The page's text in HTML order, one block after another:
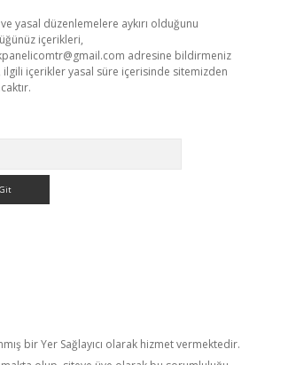
yasal düzenlemelere aykırı olduğunu
içerikleri,
adresine bildirmeniz
ilgili içerikler yasal süre içerisinde sitemizden
bir Yer Sağlayıcı olarak hizmet vermektedir.